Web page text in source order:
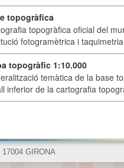
topogràfica
topogràfica oficial del
fotogramètrica i
topogràfic 1:10.000
temàtica de la base
inferior de la cartografia
GIRONA